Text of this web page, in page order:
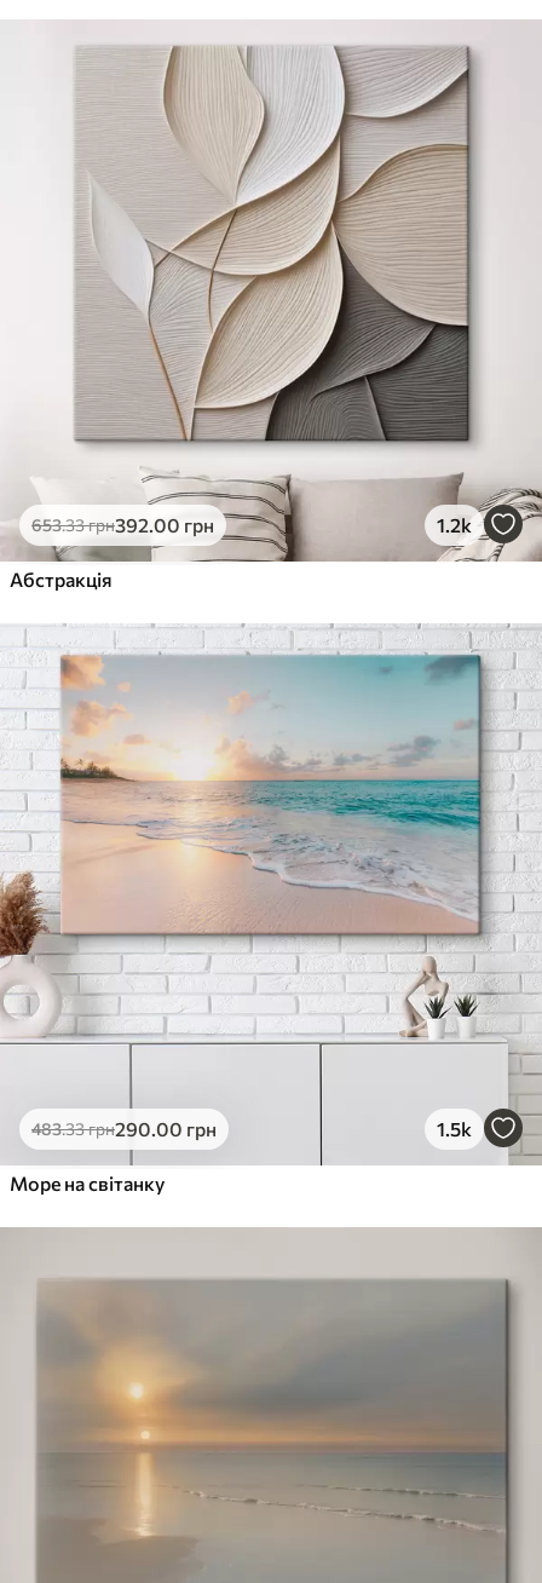
653.33грн392.00 грн 1.2k
Абстракція
483.33грн290.00 грн 1.5k
Море на світанку